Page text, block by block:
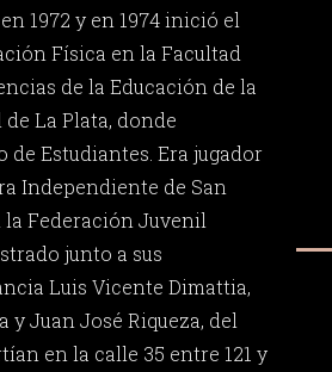
1972 y en 1974 inició el
Física en la Facultad
de la Educación de la
La Plata, donde
Estudiantes. Era jugador
Independiente de San
Federación Juvenil
junto a sus
Luis Vicente Dimattia,
y Juan José Riqueza, del
en la calle 35 entre 121 y